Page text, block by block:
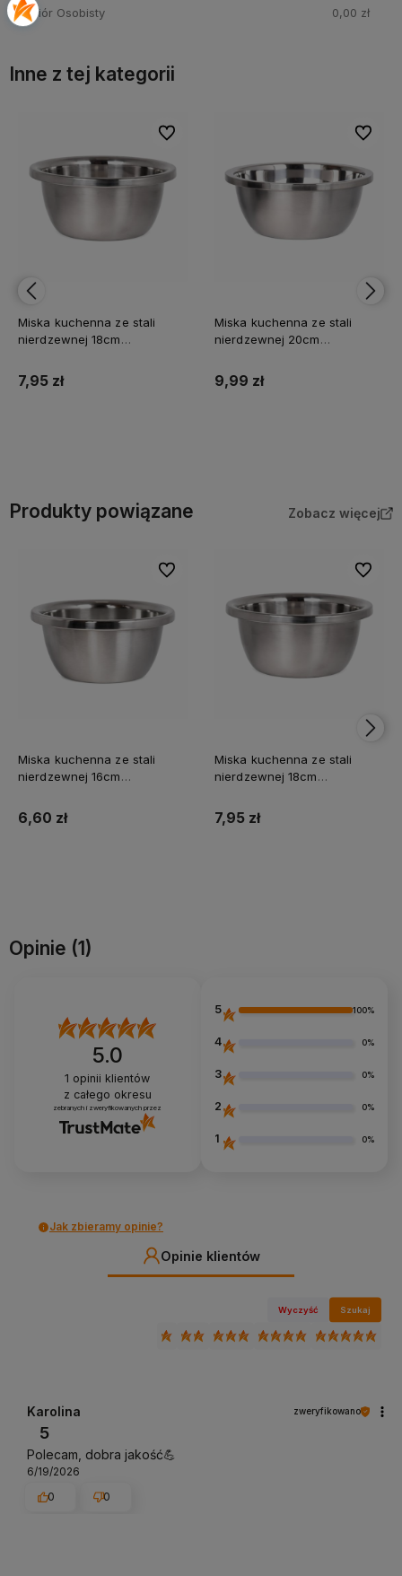
Odbiór Osobisty 0,00 zł
Inne z tej kategorii
Miska kuchenna ze stali
nierdzewnej 18cm
7,95 zł
Do ulubionych
Do ulubionych
Miska kuchenna ze stali
nierdzewnej 20cm
9,99 zł
Do
Do
Produkty powiązane Zobacz więcej
Miska kuchenna ze stali
nierdzewnej 16cm
6,60 zł
Do ulubionych
Miska kuchenna ze stali
nierdzewnej 18cm
7,95 zł
Do
Opinie (1)
5.0
1 opinii klientów
z całego okresu
zebranych i zweryfikowanych przez
5 100%
4 0%
3 0%
2 0%
1 0%
Jak zbieramy opinie?
Opinie klientów
Wyczyść Szukaj
Karolina zweryfikowano
5
Polecam, dobra jakość💪
6/19/2026
0
0